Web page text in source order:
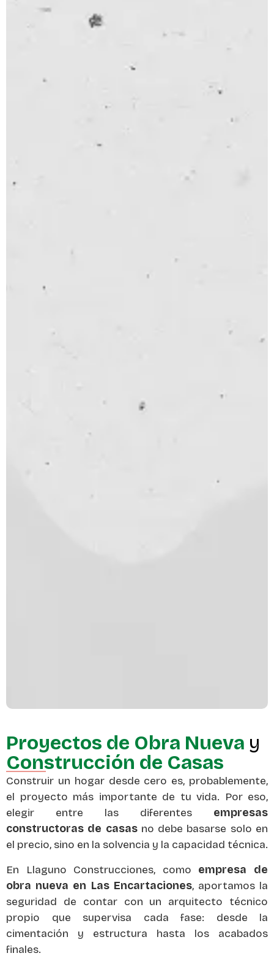
Proyectos de Obra Nueva y
Construcción de Casas
Construir un hogar desde cero es, probablemente,
el proyecto más importante de tu vida. Por eso,
elegir entre las diferentes empresas
constructoras de casasno debe basarse solo en
el precio, sino en la solvencia y la capacidad técnica.
En Llaguno Construcciones, como empresa de
obra nueva en Las Encartaciones, aportamos la
seguridad de contar con un arquitecto técnico
propio que supervisa cada fase: desde la
cimentación y estructura hasta los acabados
finales.